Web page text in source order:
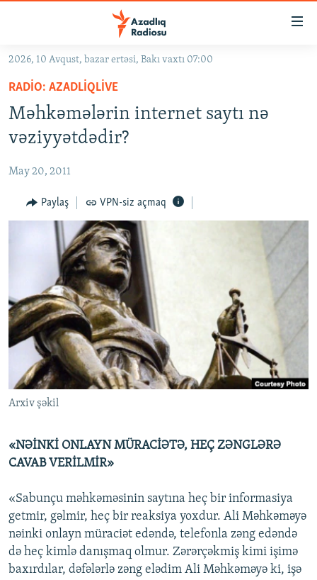
Əsas
qayıt
Əsas
naviqasiyaya
qayıt
GÜNDƏM
#İZAHLA
KORRUPSIOMETR
#ƏSLINDƏ
FƏRQƏ BAX
QANUNI DOĞRU
ARAŞDIRMA
MULTIMEDIA
FOTOQALEREYA
İNFOQRAFIKA
KARIKATURA
RADIO ARXIV
OXU ZALI
AZƏRBAYCAN ƏDƏBIYYATI KITABXANASI
İSLAM VƏ DEMOKRATIYA
İZ - MƏDƏNIYYƏT PROQRAMI
HAQQIMIZDA
MISSIYAMIZ
PEŞƏ ETIKASI VƏ JURNALISTIKA STANDARTLARIMIZ
MATERIALLARIMIZDAN ISTIFADƏ
AZADLIQRADIOSU MOBIL TELEFONUNUZDA
XƏBƏR BÜLLETENLƏRIMIZ
BIZI IZLƏ
RFE/RL-in bütün saytları
2026, 10 Avqust, bazar ertəsi, Bakı vaxtı 07:00
RADIO: AZADLIQLIVE
Məhkəmələrin internet saytı nə
vəziyyətdədir?
May 20, 2011
Paylaş VPN-siz açmaq
Arxiv şəkil
«NƏİNKİ ONLAYN MÜRACİƏTƏ, HEÇ ZƏNGLƏRƏ
CAVAB VERİLMİR»
«Sabunçu məhkəməsinin saytına heç bir informasiya
getmir, gəlmir, heç bir reaksiya yoxdur. Ali Məhkəməyə
nəinki onlayn müraciət edəndə, telefonla zəng edəndə
də heç kimlə danışmaq olmur. Zərərçəkmiş kimi işimə
baxırdılar, dəfələrlə zəng elədim Ali Məhkəməyə ki, işə